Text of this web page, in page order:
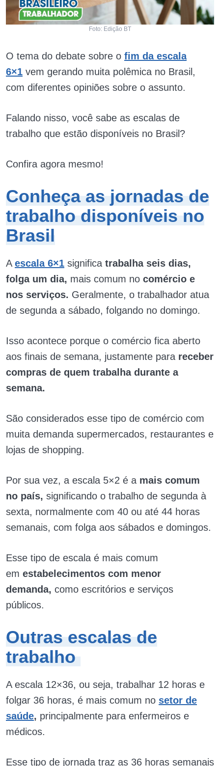
Foto: Edição BT
O tema do debate sobre o fim da escala
6×1 vem gerando muita polêmica no Brasil,
com diferentes opiniões sobre o assunto.
Falando nisso, você sabe as escalas de
trabalho que estão disponíveis no Brasil?
Confira agora mesmo!
Conheça as jornadas de
trabalho disponíveis no
Brasil
A escala 6×1 significa trabalha seis dias,
folga um dia, mais comum no comércio e
nos serviços. Geralmente, o trabalhador atua
de segunda a sábado, folgando no domingo.
Isso acontece porque o comércio fica aberto
aos finais de semana, justamente para receber
compras de quem trabalha durante a
semana.
São considerados esse tipo de comércio com
muita demanda supermercados, restaurantes e
lojas de shopping.
Por sua vez, a escala 5×2 é a mais comum
no país, significando o trabalho de segunda à
sexta, normalmente com 40 ou até 44 horas
semanais, com folga aos sábados e domingos.
Esse tipo de escala é mais comum
em estabelecimentos com menor
demanda, como escritórios e serviços
públicos.
Outras escalas de
trabalho
A escala 12×36, ou seja, trabalhar 12 horas e
folgar 36 horas, é mais comum no setor de
saúde, principalmente para enfermeiros e
médicos.
Esse tipo de jornada traz as 36 horas semanais